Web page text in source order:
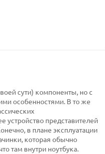
сути) компоненты, но с
особенностями. В то же
устройство представителей
в плане эксплуатации
которая обычно
там внутри ноутбука.